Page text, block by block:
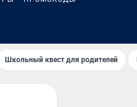
Школьный квест для родителей